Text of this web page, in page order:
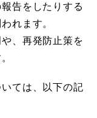
告をしたりする
れます。
、再発防止策を
ては、以下の記